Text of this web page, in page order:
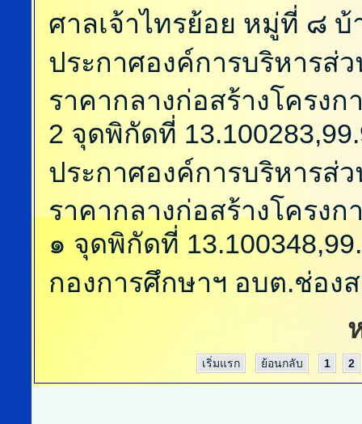
ศาลเจ้าไทรย้อย หมู่ที่ ๘ บ้
ประกาศองค์การบริหารส่
ราคากลางก่อสร้างโครง
2 จุดพิกัดที่
ประกาศองค์การบริหารส่
ราคากลางก่อสร้างโครง
๑ จุดพิกัดที่
กองการศึกษาฯ อบต.ช่อง
เริ่มแรก ย้อนกลับ 1 2